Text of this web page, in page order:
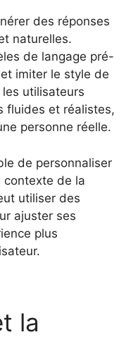
des réponses
naturelles.
de langage pré-
imiter le style de
utilisateurs
fluides et réalistes,
personne réelle.
de personnaliser
contexte de la
utiliser des
ajuster ses
plus
la